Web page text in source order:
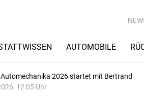
AUTOMOBILE
2026 startet mit Bertrand
12:05 Uhr